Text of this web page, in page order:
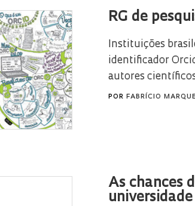
RG de
Instituições
identificador
autores
POR FABRÍCIO
As chances
universidade